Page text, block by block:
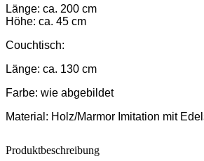
Länge: ca. 200 cm
Höhe: ca. 45 cm
Couchtisch:
Länge: ca. 130 cm
Farbe: wie abgebildet
Material: Holz/Marmor Imitation mit
Produktbeschreibung